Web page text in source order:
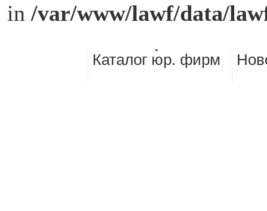
in /var/www/lawf/data/
Каталог юр. фирм